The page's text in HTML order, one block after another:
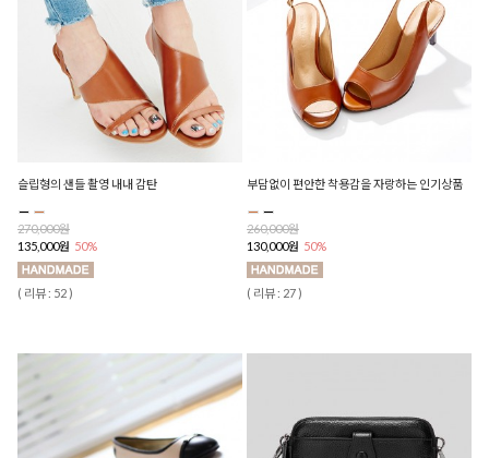
슬립형의 샌들 촬영 내내 감탄
270,000원
135,000원 50%
( 리뷰 : 52 )
부담없이 편안한 착용감을 자랑하는 인기상품
260,000원
130,000원 50%
( 리뷰 : 27 )